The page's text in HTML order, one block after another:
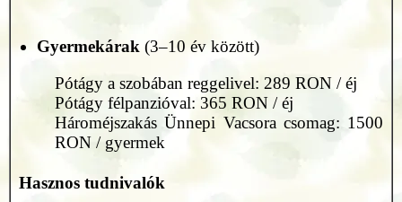
Gyermekárak (3–10 év között)
Pótágy a szobában reggelivel: 289 RON / éj
Pótágy félpanzióval: 365 RON / éj
Hároméjszakás Ünnepi Vacsora csomag: 1500
RON / gyermek
Hasznos tudnivalók